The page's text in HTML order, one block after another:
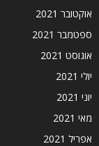
אוקטובר 2021
ספטמבר 2021
אוגוסט 2021
יולי 2021
יוני 2021
מאי 2021
אפריל 2021